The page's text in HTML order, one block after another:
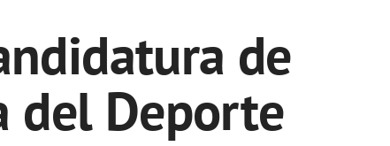
de
del Deporte